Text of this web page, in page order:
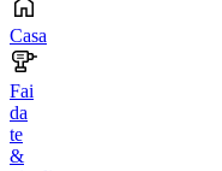
Casa
Fai
da
te
&